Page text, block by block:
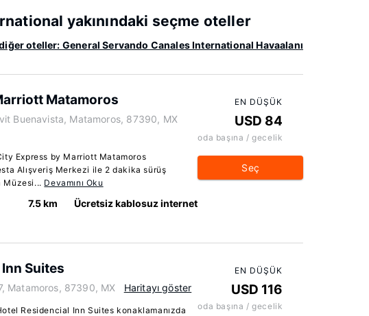
yakınındaki seçme oteller
diğer oteller: General Servando Canales International Havaalanı
Matamoros
Buenavista, Matamoros, 87390, MX
Express by Marriott Matamoros
Alışveriş Merkezi ile 2 dakika sürüş
Müzesi... Devamını Oku
7.5 km Ücretsiz kablosuz internet
EN DÜŞÜK
USD 84
oda başına / gecelik
Seç
Suites
Matamoros, 87390, MX Haritayı göster
Residencial Inn Suites konaklamanızda
EN DÜŞÜK
USD 116
oda başına / gecelik